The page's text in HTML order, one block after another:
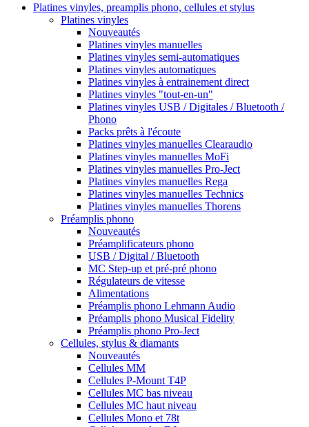
Platines vinyles, preamplis phono, cellules et stylus
Platines vinyles
Nouveautés
Platines vinyles manuelles
Platines vinyles semi-automatiques
Platines vinyles automatiques
Platines vinyles à entrainement direct
Platines vinyles "tout-en-un"
Platines vinyles USB / Digitales / Bluetooth /
Phono
Packs prêts à l'écoute
Platines vinyles manuelles Clearaudio
Platines vinyles manuelles MoFi
Platines vinyles manuelles Pro-Ject
Platines vinyles manuelles Rega
Platines vinyles manuelles Technics
Platines vinyles manuelles Thorens
Préamplis phono
Nouveautés
Préamplificateurs phono
USB / Digital / Bluetooth
MC Step-up et pré-pré phono
Régulateurs de vitesse
Alimentations
Préamplis phono Lehmann Audio
Préamplis phono Musical Fidelity
Préamplis phono Pro-Ject
Cellules, stylus & diamants
Nouveautés
Cellules MM
Cellules P-Mount T4P
Cellules MC bas niveau
Cellules MC haut niveau
Cellules Mono et 78t